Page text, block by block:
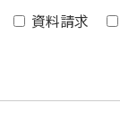
資料請求